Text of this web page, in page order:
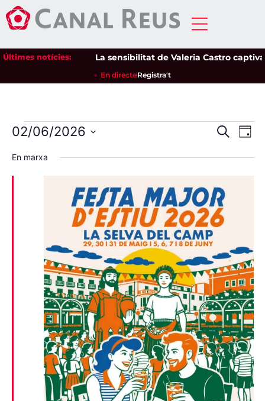
Últimes notícies: La sensibilitat de Valeria Castro captiva
En directeRegistra't
cerca
CercaDia
02/06/2026
una
data.
En marxa